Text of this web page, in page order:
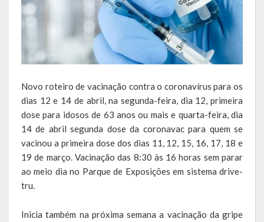
Coordenadoria do Sistema de Controle Interno
Acompanhamento de Ações e Obras
Secretarias Municipais
Fazenda
Agricultura e Meio Ambiente
Assistência Social e Habitação
Coordenação e Planejamento
Educação, Cultura e Turismo
Novo roteiro de vacinação contra o coronavírus para os
dias 12 e 14 de abril, na segunda-feira, dia 12, primeira
dose para idosos de 63 anos ou mais e quarta-feira, dia
14 de abril segunda dose da coronavac para quem se
vacinou a primeira dose dos dias 11, 12, 15, 16, 17, 18 e
19 de março. Vacinação das 8:30 às 16 horas sem parar
ao meio dia no Parque de Exposições em sistema drive-
tru.
Inicia também na próxima semana a vacinação da gripe